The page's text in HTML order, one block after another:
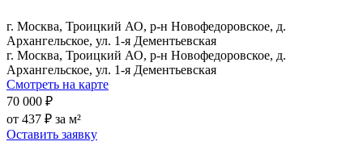
г. Москва, Троицкий АО, р-н Новофедоровское, д.
Архангельское, ул. 1-я Дементьевская
г. Москва, Троицкий АО, р-н Новофедоровское, д.
Архангельское, ул. 1-я Дементьевская
Смотреть на карте
70 000 ₽
от 437 ₽ за м²
Оставить заявку